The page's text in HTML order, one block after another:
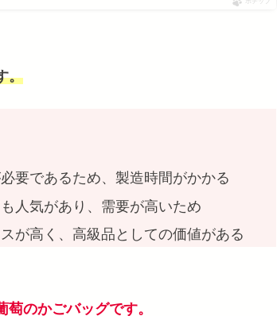
ポチップ
。
要であるため、製造時間がかかる
人気があり、需要が高いため
が高く、高級品としての価値がある
のかごバッグです。